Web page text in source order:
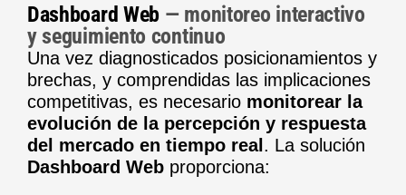
Dashboard Web — monitoreo interactivo
y seguimiento continuo
Una vez diagnosticados posicionamientos y
brechas, y comprendidas las implicaciones
competitivas, es necesario monitorear la
evolución de la percepción y respuesta
del mercado en tiempo real . La solución
Dashboard Webproporciona: